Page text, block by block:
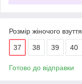
Розмір жіночого взуття
37 38 39 40
Готово до відправки